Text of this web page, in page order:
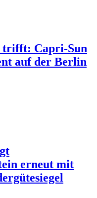
trifft: Capri-Sun
auf der Berlin
erneut mit